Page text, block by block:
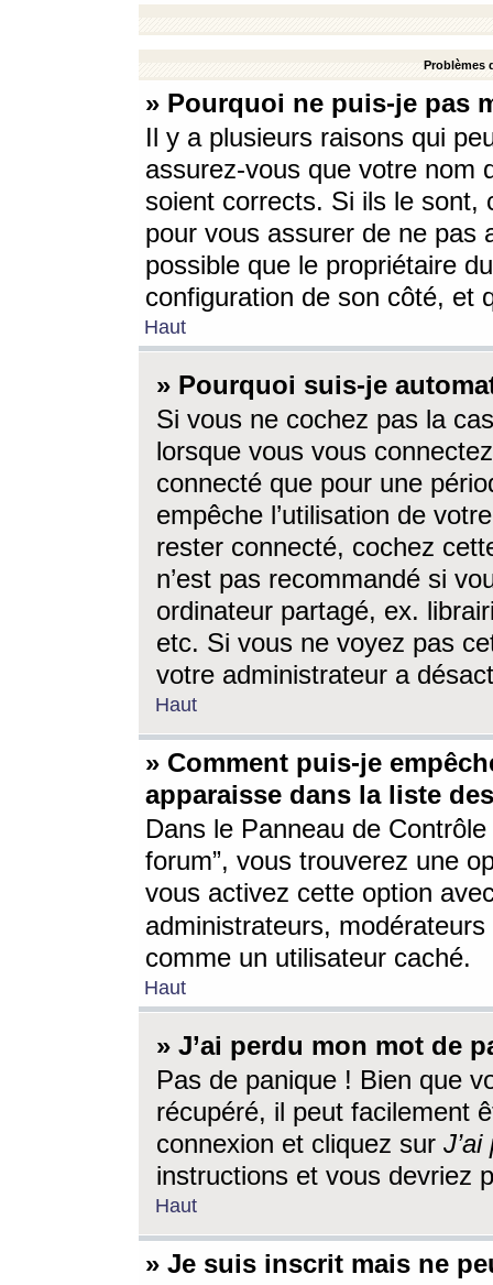
Problèmes
» Pourquoi ne puis-je pas
Il y a plusieurs raisons qui
assurez-vous que votre nom
soient corrects. Si ils le sont,
pour vous assurer de ne pas
possible que le propriétaire
configuration de son côté, et
Haut
» Pourquoi suis-je
Si vous ne cochez pas la
lorsque vous vous
connecté que pour une
empêche l’utilisation de
rester connecté, cochez
n’est pas recommandé si
ordinateur partagé, ex.
etc. Si vous ne voyez pas
votre administrateur a
Haut
» Comment puis-je
apparaisse dans la liste
Dans le Panneau de
forum”, vous trouverez une
vous activez cette option
administrateurs,
comme un utilisateur caché.
Haut
» J’ai perdu mon mot de
Pas de panique ! Bien que
récupéré, il peut facilement
connexion et cliquez sur
instructions et vous devriez
Haut
» Je suis inscrit mais ne